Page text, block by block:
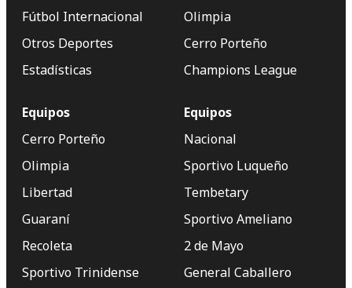
Fútbol Internacional
Otros Deportes
Estadísticas
Olimpia
Cerro Porteño
Champions League
Equipos
Cerro Porteño
Olimpia
Libertad
Guaraní
Recoleta
Sportivo Trinidense
Equipos
Nacional
Sportivo Luqueño
Tembetary
Sportivo Ameliano
2 de Mayo
General Caballero